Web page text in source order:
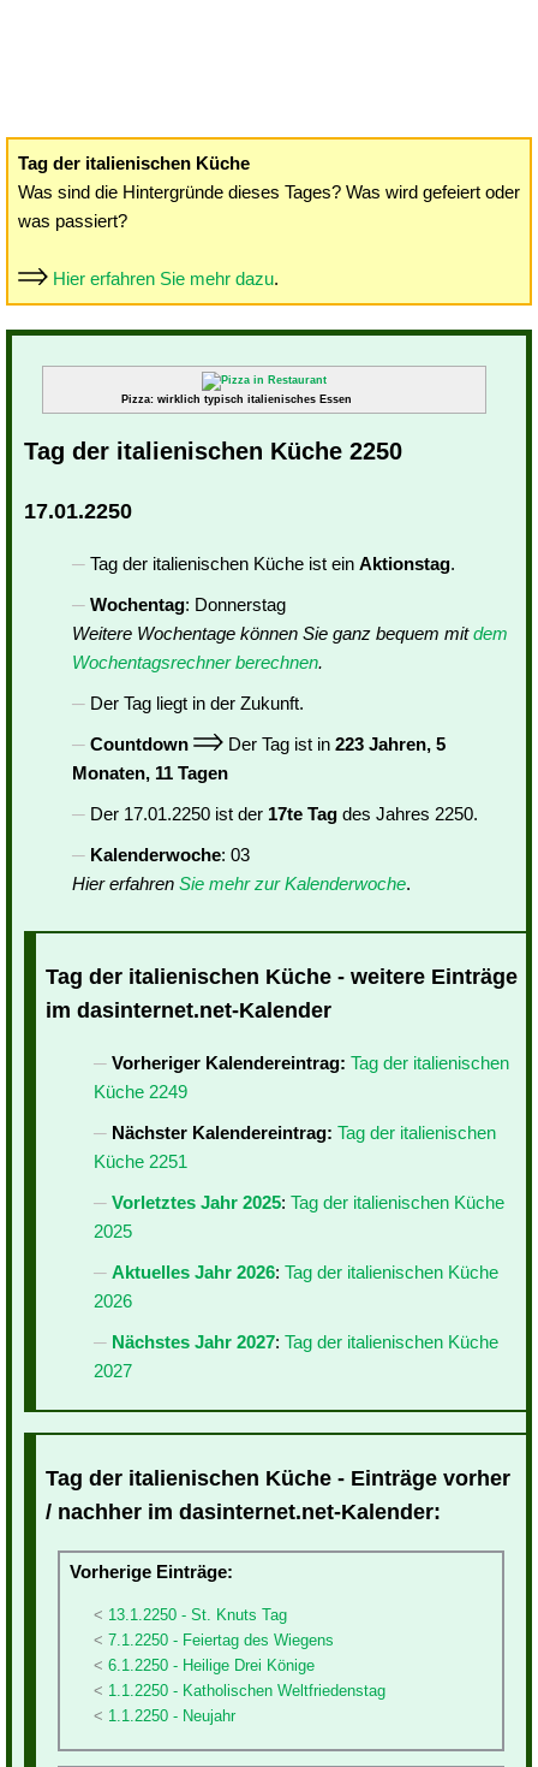
Tag der italienischen Küche
Was sind die Hintergründe dieses Tages? Was wird gefeiert oder
was passiert?
Hier erfahren Sie mehr dazu.
Pizza: wirklich typisch italienisches Essen
Tag der italienischen Küche 2250
17.01.2250
Tag der italienischen Küche ist ein Aktionstag.
Wochentag: Donnerstag
Weitere Wochentage können Sie ganz bequem mitdem
Wochentagsrechner berechnen.
Der Tag liegt in der Zukunft.
Countdown
Der Tag ist in 223 Jahren, 5
Monaten, 11 Tagen
Der 17.01.2250 ist der 17te Tag des Jahres 2250.
Kalenderwoche: 03
Hier erfahren Sie mehr zur Kalenderwoche.
Tag der italienischen Küche - weitere Einträge
im dasinternet.net-Kalender
Vorheriger Kalendereintrag: Tag der italienischen
Küche 2249
Nächster Kalendereintrag: Tag der italienischen
Küche 2251
Vorletztes Jahr 2025: Tag der italienischen Küche
2025
Aktuelles Jahr 2026: Tag der italienischen Küche
2026
Nächstes Jahr 2027: Tag der italienischen Küche
2027
Tag der italienischen Küche - Einträge vorher
/ nachher im dasinternet.net-Kalender:
Vorherige Einträge:
13.1.2250 - St. Knuts Tag
7.1.2250 - Feiertag des Wiegens
6.1.2250 - Heilige Drei Könige
1.1.2250 - Katholischen Weltfriedenstag
1.1.2250 - Neujahr